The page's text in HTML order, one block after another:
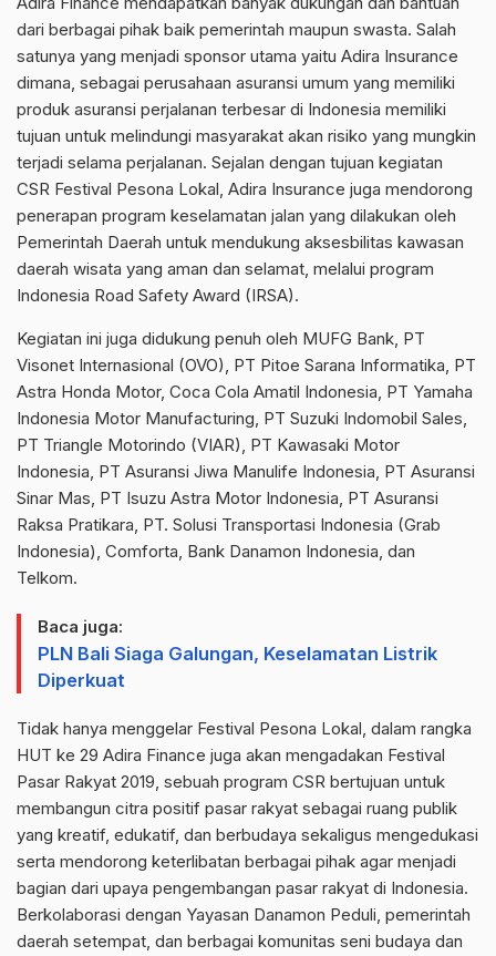
dari berbagai pihak baik pemerintah maupun swasta. Salah
satunya yang menjadi sponsor utama yaitu Adira Insurance
dimana, sebagai perusahaan asuransi umum yang memiliki
produk asuransi perjalanan terbesar di Indonesia memiliki
tujuan untuk melindungi masyarakat akan risiko yang mungkin
terjadi selama perjalanan. Sejalan dengan tujuan kegiatan
CSR Festival Pesona Lokal, Adira Insurance juga mendorong
penerapan program keselamatan jalan yang dilakukan oleh
Pemerintah Daerah untuk mendukung aksesbilitas kawasan
daerah wisata yang aman dan selamat, melalui program
Indonesia Road Safety Award (IRSA).
Kegiatan ini juga didukung penuh oleh MUFG Bank, PT
Visonet Internasional (OVO), PT Pitoe Sarana Informatika, PT
Astra Honda Motor, Coca Cola Amatil Indonesia, PT Yamaha
Indonesia Motor Manufacturing, PT Suzuki Indomobil Sales,
PT Triangle Motorindo (VIAR), PT Kawasaki Motor
Indonesia, PT Asuransi Jiwa Manulife Indonesia, PT Asuransi
Sinar Mas, PT Isuzu Astra Motor Indonesia, PT Asuransi
Raksa Pratikara, PT. Solusi Transportasi Indonesia (Grab
Indonesia), Comforta, Bank Danamon Indonesia, dan
Telkom.
Baca juga:
PLN Bali Siaga Galungan, Keselamatan Listrik
Diperkuat
Tidak hanya menggelar Festival Pesona Lokal, dalam rangka
HUT ke 29 Adira Finance juga akan mengadakan Festival
Pasar Rakyat 2019, sebuah program CSR bertujuan untuk
membangun citra positif pasar rakyat sebagai ruang publik
yang kreatif, edukatif, dan berbudaya sekaligus mengedukasi
serta mendorong keterlibatan berbagai pihak agar menjadi
bagian dari upaya pengembangan pasar rakyat di Indonesia.
Berkolaborasi dengan Yayasan Danamon Peduli, pemerintah
daerah setempat, dan berbagai komunitas seni budaya dan